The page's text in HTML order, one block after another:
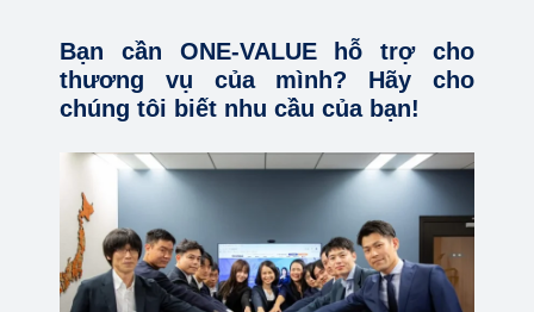
Bạn cần ONE-VALUE hỗ trợ cho
thương vụ của mình? Hãy cho
chúng tôi biết nhu cầu của bạn!